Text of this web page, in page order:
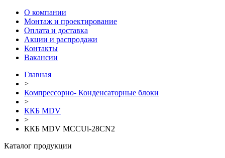
О компании
Монтаж и проектирование
Оплата и доставка
Акции и распродажи
Контакты
Вакансии
Главная
>
Компрессорно- Конденсаторные блоки
>
ККБ MDV
>
ККБ MDV MCCUi-28CN2
Каталог продукции